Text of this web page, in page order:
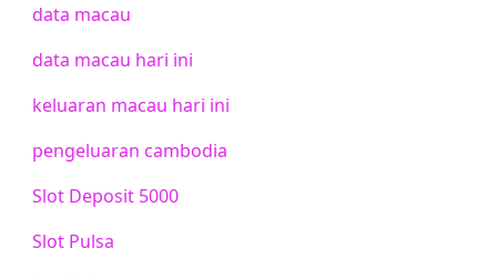
data macau
data macau hari ini
keluaran macau hari ini
pengeluaran cambodia
Slot Deposit 5000
Slot Pulsa